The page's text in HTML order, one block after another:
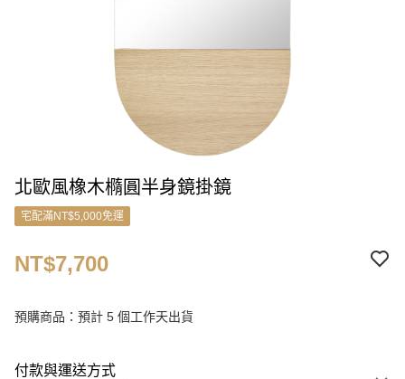
北歐風橡木橢圓半身鏡掛鏡
宅配滿NT$5,000免運
NT$7,700
預購商品：預計 5 個工作天出貨
付款與運送方式